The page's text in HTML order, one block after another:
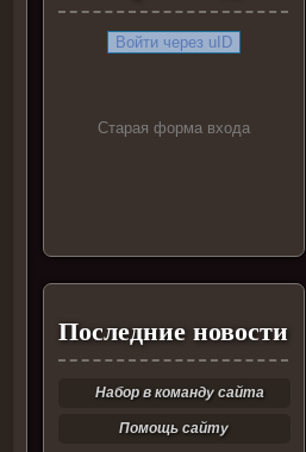
Войти через uID
Старая форма входа
Последние новости
Набор в команду сайта
Помощь сайту